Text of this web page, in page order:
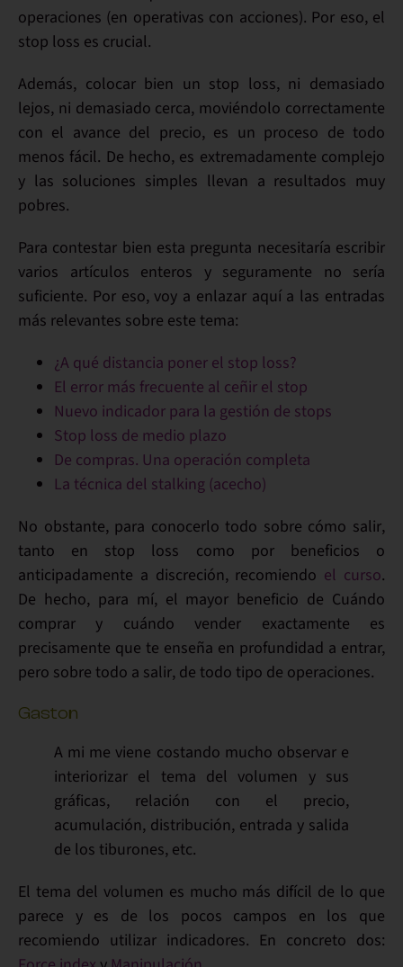
operaciones (en operativas con acciones). Por eso, el
stop loss es crucial.
Además, colocar bien un stop loss, ni demasiado
lejos, ni demasiado cerca, moviéndolo correctamente
con el avance del precio, es un proceso de todo
menos fácil. De hecho, es extremadamente complejo
y las soluciones simples llevan a resultados muy
pobres.
Para contestar bien esta pregunta necesitaría escribir
varios artículos enteros y seguramente no sería
suficiente. Por eso, voy a enlazar aquí a las entradas
más relevantes sobre este tema:
¿A qué distancia poner el stop loss?
El error más frecuente al ceñir el stop
Nuevo indicador para la gestión de stops
Stop loss de medio plazo
De compras. Una operación completa
La técnica del stalking (acecho)
No obstante, para conocerlo todo sobre cómo salir,
tanto en stop loss como por beneficios o
anticipadamente a discreción, recomiendo el curso.
De hecho, para mí, el mayor beneficio de Cuándo
comprar y cuándo vender exactamente es
precisamente que te enseña en profundidad a entrar,
pero sobre todo a salir, de todo tipo de operaciones.
Gaston
A mi me viene costando mucho observar e
interiorizar el tema del volumen y sus
gráficas, relación con el precio,
acumulación, distribución, entrada y salida
de los tiburones, etc.
El tema del volumen es mucho más difícil de lo que
parece y es de los pocos campos en los que
recomiendo utilizar indicadores. En concreto dos: